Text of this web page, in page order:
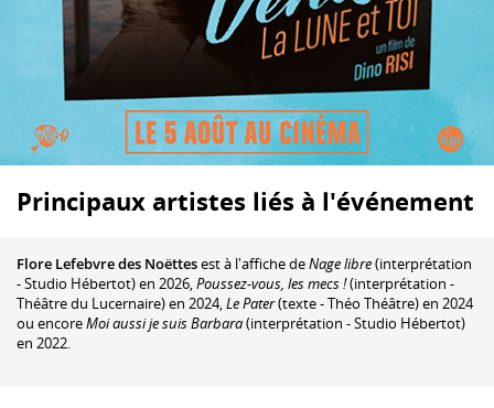
Principaux artistes liés à l'événement
Flore Lefebvre des Noëttesest à l'affiche deNage libre(interprétation
- Studio Hébertot) en 2026,Poussez-vous, les mecs !(interprétation -
Théâtre du Lucernaire) en 2024,Le Pater(texte - Théo Théâtre) en 2024
ou encoreMoi aussi je suis Barbara(interprétation - Studio Hébertot)
en 2022.